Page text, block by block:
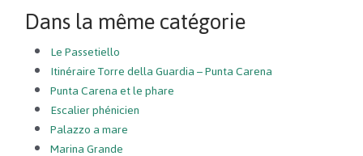
Dans la même catégorie
Le Passetiello
Itinéraire Torre della Guardia – Punta Carena
Punta Carena et le phare
Escalier phénicien
Palazzo a mare
Marina Grande